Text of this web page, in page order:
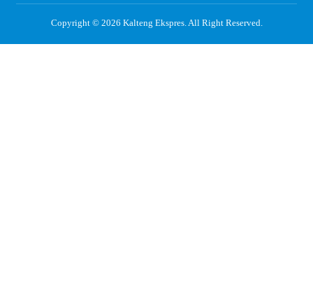
Copyright © 2026 Kalteng Ekspres. All Right Reserved.